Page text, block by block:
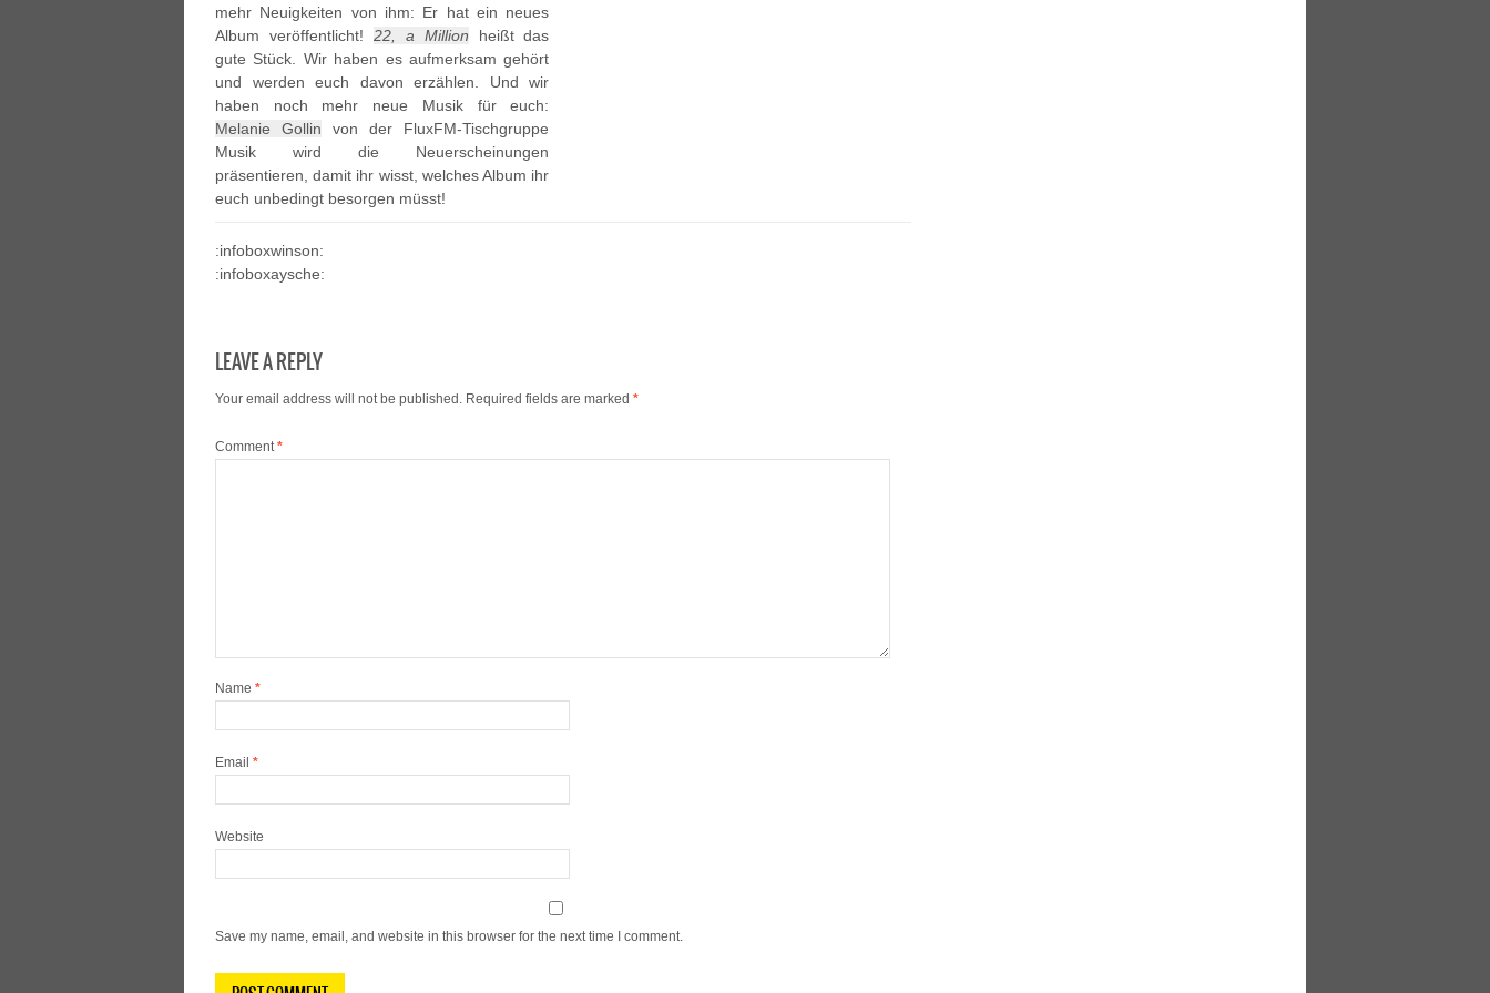
mehr Neuigkeiten von ihm: Er hat ein neues
Album veröffentlicht! 22, a Million heißt das
gute Stück. Wir haben es aufmerksam gehört
und werden euch davon erzählen. Und wir
haben noch mehr neue Musik für euch:
Melanie Gollin von der FluxFM-Tischgruppe
Musik wird die Neuerscheinungen
präsentieren, damit ihr wisst, welches Album ihr
euch unbedingt besorgen müsst!
:infoboxwinson:
:infoboxaysche:
LEAVE A REPLY
Your email address will not be published. Required fields are marked *
Comment*
Name *
Email *
Website
Save my name, email, and website in this browser for the next time I comment.